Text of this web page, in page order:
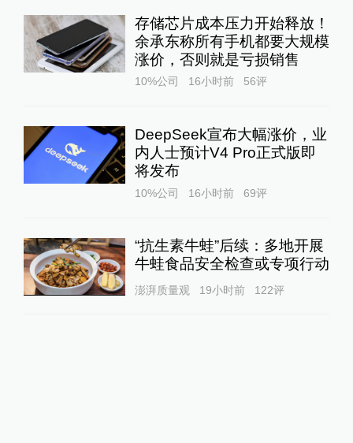
存储芯片成本压力开始释放！
余承东称所有手机都要大规模
涨价，否则就是亏损销售
10%公司 16小时前 56评
DeepSeek宣布大幅涨价，业
内人士预计V4 Pro正式版即
将发布
10%公司 16小时前 69评
“抗生素牛蛙”后续：多地开展
牛蛙食品安全检查或专项行动
澎湃质量观 19小时前 122评